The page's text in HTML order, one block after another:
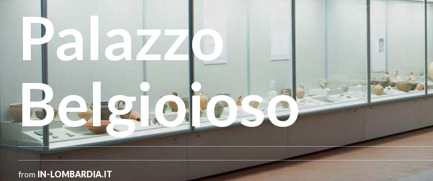
Palazzo
Belgioioso
from IN-LOMBARDIA.IT